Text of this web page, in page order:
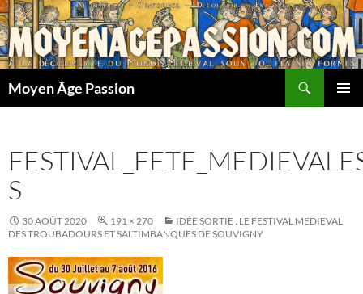
Aller
au
contenu
Moyen Âge Passion
S
30 AOÛT 2020 191 × 270
IDÉE SORTIE : LE FESTIVAL MEDIEVAL
DES TROUBADOURS ET SALTIMBANQUES DE SOUVIGNY